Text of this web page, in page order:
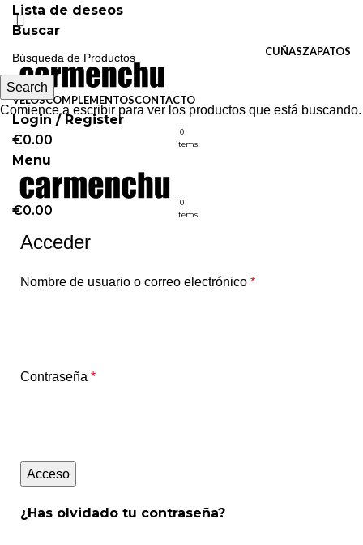
Lista de deseos
Buscar
CUÑASZAPATOS
VELOSCOMPLEMENTOSCONTACTO
Login / Register
0
items
€0.00
Menu
0
items
€0.00
Acceder
Nombre de usuario o correo electrónico *
Contraseña *
Alternative:
Acceso
¿Has olvidado tu contraseña?
Search
Comience a escribir para ver los productos que está buscando.